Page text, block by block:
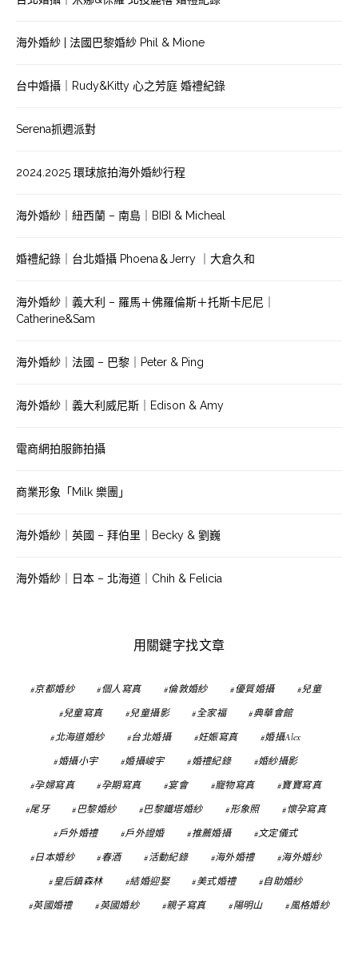
海外婚紗 | 法國巴黎婚紗 Phil & Mione
台中婚攝｜Rudy&Kitty 心之芳庭 婚禮紀錄
Serena抓週派對
2024.2025 環球旅拍海外婚紗行程
海外婚紗｜紐西蘭 – 南島｜BIBI & Micheal
婚禮紀錄｜台北婚攝 Phoena＆Jerry ｜大倉久和
海外婚紗｜義大利 – 羅馬＋佛羅倫斯＋托斯卡尼尼｜
Catherine&Sam
海外婚紗｜法國 – 巴黎｜Peter & Ping
海外婚紗｜義大利威尼斯｜Edison & Amy
電商網拍服飾拍攝
商業形象「Milk 樂團」
海外婚紗｜英國 – 拜伯里｜Becky & 劉巍
海外婚紗｜日本 – 北海道｜Chih & Felicia
用關鍵字找文章
京都婚紗 個人寫真 倫敦婚紗 優質婚攝 兒童
兒童寫真 兒童攝影 全家福 典華會館
北海道婚紗 台北婚攝 妊娠寫真 婚攝Alex
婚攝小宇 婚攝峻宇 婚禮紀錄 婚紗攝影
孕婦寫真 孕期寫真 宴會 寵物寫真 寶寶寫真
尾牙 巴黎婚紗 巴黎鐵塔婚紗 形象照 懷孕寫真
戶外婚禮 戶外證婚 推薦婚攝 文定儀式
日本婚紗 春酒 活動紀錄 海外婚禮 海外婚紗
皇后鎮森林 結婚迎娶 美式婚禮 自助婚紗
英國婚禮 英國婚紗 親子寫真 陽明山 風格婚紗